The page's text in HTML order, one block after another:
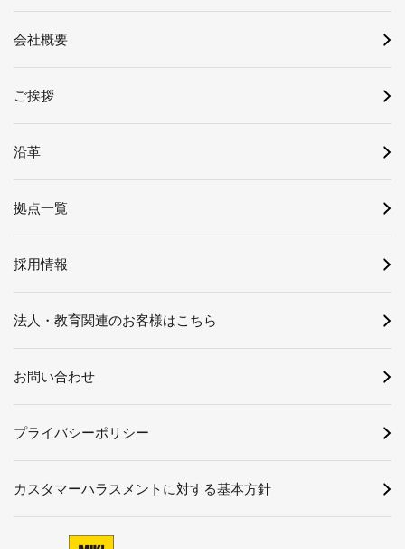
会社概要
ご挨拶
沿革
拠点一覧
採用情報
法人・教育関連のお客様はこちら
お問い合わせ
プライバシーポリシー
カスタマーハラスメントに対する基本方針